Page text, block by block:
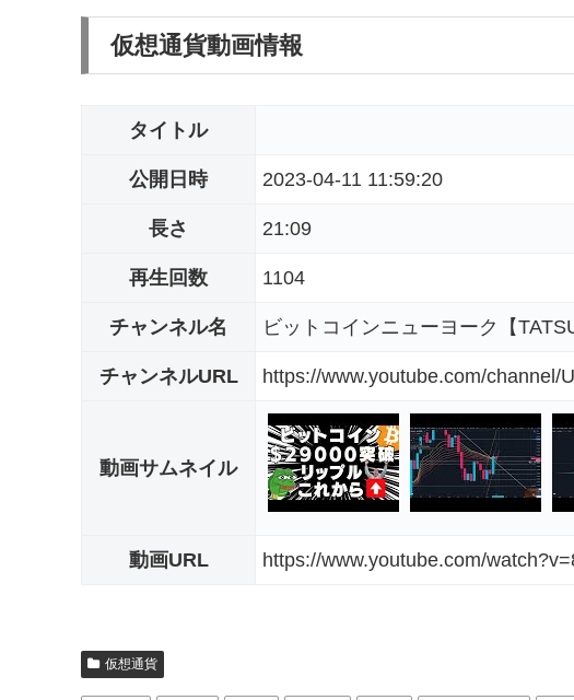
仮想通貨動画情報
タイトル
公開日時 2023-04-11 11:59:20
長さ 21:09
再生回数 1104
チャンネル名 ビットコインニューヨーク【
チャンネルURL https://www.youtube.com/channel/
動画サムネイル
動画URL https://www.youtube.com/
仮想通貨